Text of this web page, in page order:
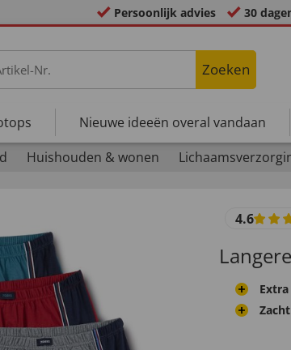
Persoonlijk advies 30
Zoeken
Nieuwe ideeën overal vandaan
Huishouden & wonen
4.6